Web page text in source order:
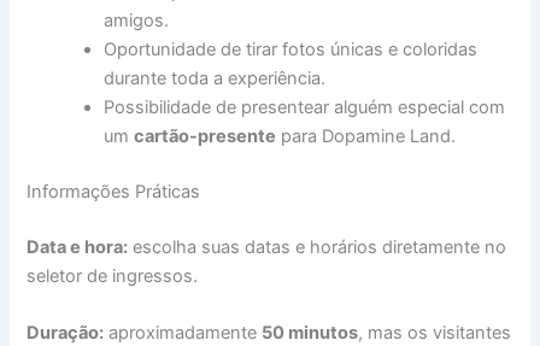
amigos.
Oportunidade de tirar fotos únicas e coloridas
durante toda a experiência.
Possibilidade de presentear alguém especial com
umcartão-presente para Dopamine Land.
Informações Práticas
Data e hora: escolha suas datas e horários diretamente no
seletor de ingressos.
Duração: aproximadamente 50 minutos, mas os visitantes